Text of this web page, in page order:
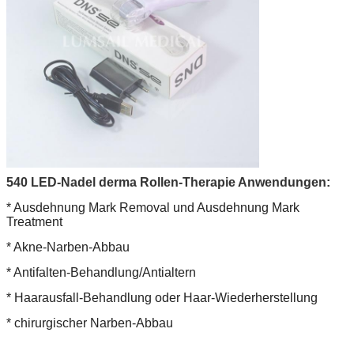
540 LED-Nadel derma Rollen-Therapie Anwendungen:
* Ausdehnung Mark Removal und Ausdehnung Mark
Treatment
* Akne-Narben-Abbau
* Antifalten-Behandlung/Antialtern
* Haarausfall-Behandlung oder Haar-Wiederherstellung
* chirurgischer Narben-Abbau